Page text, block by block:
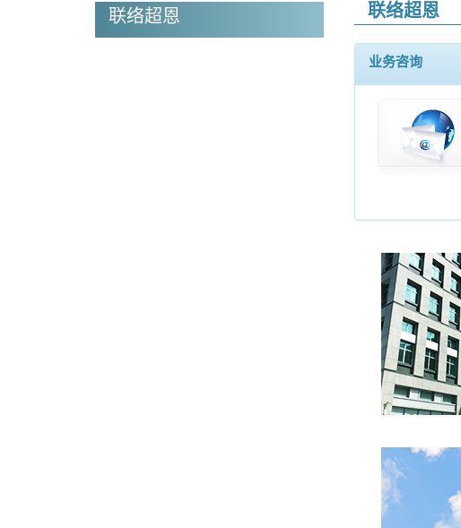
联络超恩 联络超恩
业务咨询